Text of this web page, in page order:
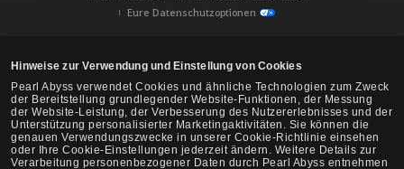
Hinweise zur Verwendung und Einstellung von Cookies
Pearl Abyss verwendet Cookies und ähnliche Technologien zum Zweck
der Bereitstellung grundlegender Website-Funktionen, der Messung
der Website-Leistung, der Verbesserung des Nutzererlebnisses und der
Unterstützung personalisierter Marketingaktivitäten. Sie können die
genauen Verwendungszwecke in unserer Cookie-Richtlinie einsehen
oder Ihre Cookie-Einstellungen jederzeit ändern. Weitere Details zur
Verarbeitung personenbezogener Daten durch Pearl Abyss entnehmen
Eure Datenschutzoptionen